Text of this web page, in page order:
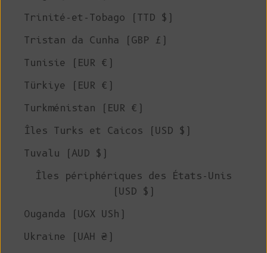
Trinité-et-Tobago (TTD $)
Tristan da Cunha (GBP £)
Tunisie (EUR €)
Türkiye (EUR €)
Turkménistan (EUR €)
Îles Turks et Caicos (USD $)
Tuvalu (AUD $)
Îles périphériques des États-Unis
(USD $)
Ouganda (UGX USh)
Ukraine (UAH ₴)